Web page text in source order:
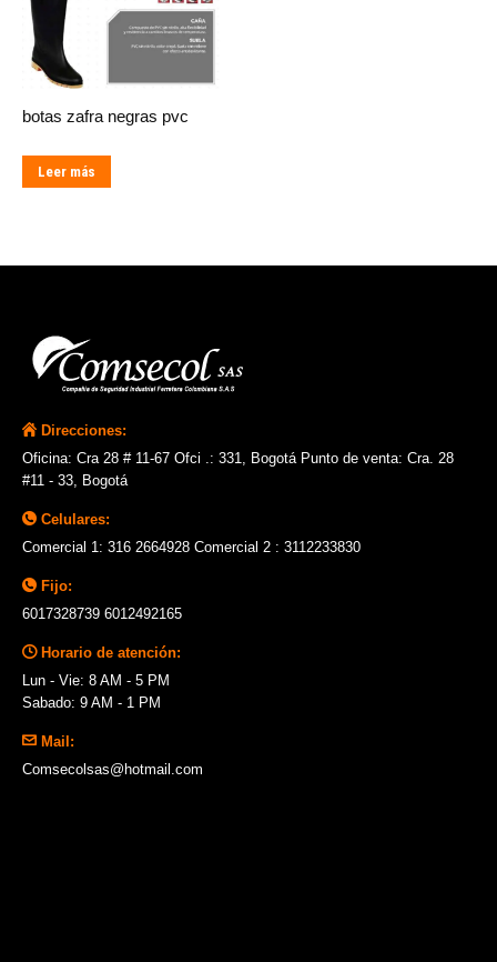
botas zafra negras pvc
Leer más
Direcciones:
Oficina: Cra 28 # 11-67 Ofci .: 331, Bogotá Punto de venta: Cra. 28
#11 - 33, Bogotá
Celulares:
Comercial 1: 316 2664928 Comercial 2 : 3112233830
Fijo:
6017328739 6012492165
Horario de atención:
Lun - Vie: 8 AM - 5 PM
Sabado: 9 AM - 1 PM
Mail:
Comsecolsas@hotmail.com